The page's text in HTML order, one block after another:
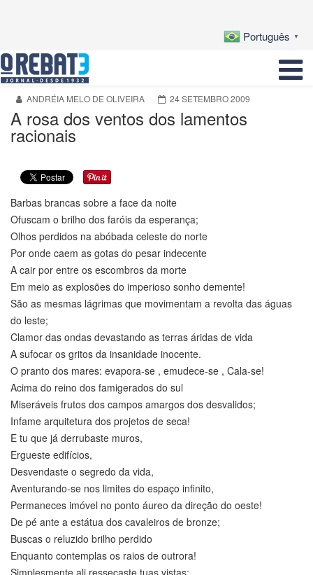
Português ▼
ANDRÉIA MELO DE OLIVEIRA 24 SETEMBRO 2009
A rosa dos ventos dos lamentos
racionais
Barbas brancas sobre a face da noite
Ofuscam o brilho dos faróis da esperança;
Olhos perdidos na abóbada celeste do norte
Por onde caem as gotas do pesar indecente
A cair por entre os escombros da morte
Em meio as explosões do imperioso sonho demente!
São as mesmas lágrimas que movimentam a revolta das águas
do leste;
Clamor das ondas devastando as terras áridas de vida
A sufocar os gritos da insanidade inocente.
O pranto dos mares: evapora-se , emudece-se , Cala-se!
Acima do reino dos famigerados do sul
Miseráveis frutos dos campos amargos dos desvalidos;
Infame arquitetura dos projetos de seca!
E tu que já derrubaste muros,
Ergueste edifícios,
Desvendaste o segredo da vida,
Aventurando-se nos limites do espaço infinito,
Permaneces imóvel no ponto áureo da direção do oeste!
De pé ante a estátua dos cavaleiros de bronze;
Buscas o reluzido brilho perdido
Enquanto contemplas os raios de outrora!